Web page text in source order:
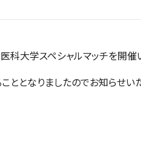
科大学スペシャルマッチを開催
となりましたのでお知らせい